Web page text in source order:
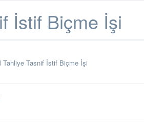
İstif Biçme İşi
Tahliye Tasnif İstif Biçme İşi